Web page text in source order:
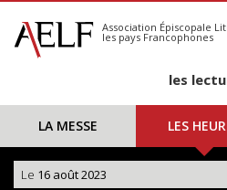
S'abonner
Calendrier
Association Épiscopale
les pays Francophones
les
LA MESSE LES
Le 16 août 2023